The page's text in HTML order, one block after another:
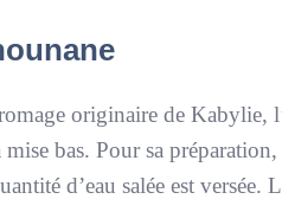
originaire de Kabylie,
mise bas. Pour sa
d’eau salée est